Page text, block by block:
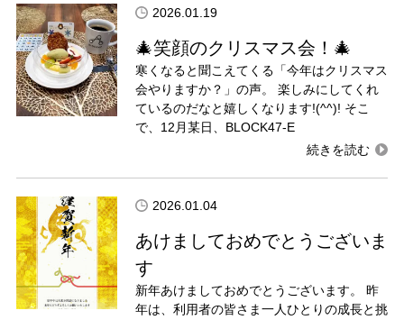
2026.01.19
🎄笑顔のクリスマス会！🎄
寒くなると聞こえてくる「今年はクリスマス
会やりますか？」の声。 楽しみにしてくれ
ているのだなと嬉しくなります!(^^)! そこ
で、12月某日、BLOCK47-E
2026.01.04
あけましておめでとうございま
す
新年あけましておめでとうございます。 昨
年は、利用者の皆さま一人ひとりの成長と挑